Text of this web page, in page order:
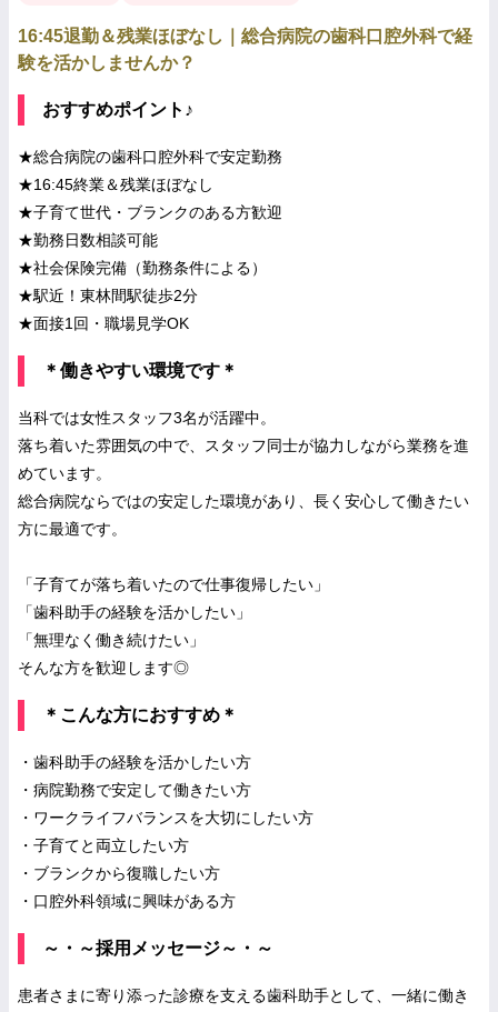
16:45退勤＆残業ほぼなし｜総合病院の歯科口腔外科で経
験を活かしませんか？
おすすめポイント♪
★総合病院の歯科口腔外科で安定勤務
★16:45終業＆残業ほぼなし
★子育て世代・ブランクのある方歓迎
★勤務日数相談可能
★社会保険完備（勤務条件による）
★駅近！東林間駅徒歩2分
★面接1回・職場見学OK
＊働きやすい環境です＊
当科では女性スタッフ3名が活躍中。
落ち着いた雰囲気の中で、スタッフ同士が協力しながら業務を進
めています。
総合病院ならではの安定した環境があり、長く安心して働きたい
方に最適です。
「子育てが落ち着いたので仕事復帰したい」
「歯科助手の経験を活かしたい」
「無理なく働き続けたい」
そんな方を歓迎します◎
＊こんな方におすすめ＊
・歯科助手の経験を活かしたい方
・病院勤務で安定して働きたい方
・ワークライフバランスを大切にしたい方
・子育てと両立したい方
・ブランクから復職したい方
・口腔外科領域に興味がある方
～・～採用メッセージ～・～
患者さまに寄り添った診療を支える歯科助手として、一緒に働き